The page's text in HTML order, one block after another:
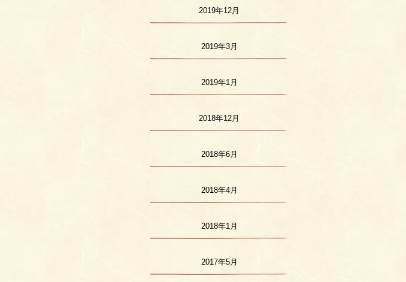
2019年12月
2019年3月
2019年1月
2018年12月
2018年6月
2018年4月
2018年1月
2017年5月